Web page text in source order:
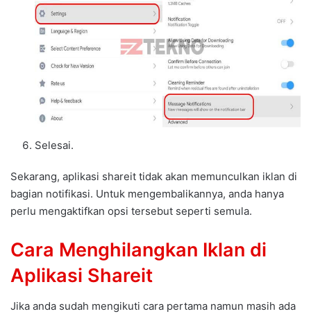
Selesai.
Sekarang, aplikasi shareit tidak akan memunculkan iklan di
bagian notifikasi. Untuk mengembalikannya, anda hanya
perlu mengaktifkan opsi tersebut seperti semula.
Cara Menghilangkan Iklan di
Aplikasi Shareit
Jika anda sudah mengikuti cara pertama namun masih ada